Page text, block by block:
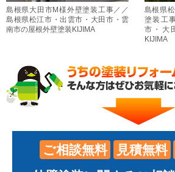
島根県大田市M様外壁塗装工事／／
島根県松江市・出雲市・大田市・雲
南市の屋根外壁塗装KIJIMA
島根県
塗装工
市・大
KIJIMA
ご相談無料 見積無料